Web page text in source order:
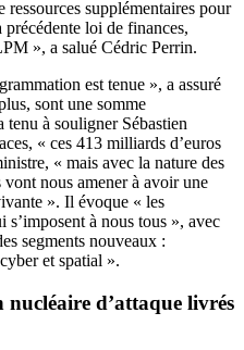
supplémentaires pour
loi de finances,
», a salué Cédric Perrin.
est tenue », a assuré
sont une somme
à souligner Sébastien
« ces 413 milliards d’euros
« mais avec la nature des
vont nous amener à avoir une
». Il évoque « les
à nous tous », avec
segments nouveaux :
et spatial ».
d’attaque livrés